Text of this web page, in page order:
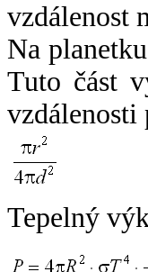
vzdálenost
Na
Tuto část
vzdálenosti
Tepelný